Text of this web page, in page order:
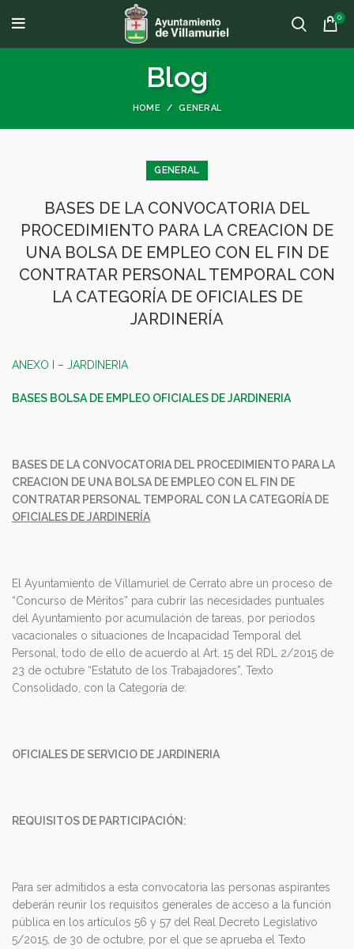
0
Blog
HOME GENERAL
GENERAL
BASES DE LA CONVOCATORIA DEL
PROCEDIMIENTO PARA LA CREACION DE
UNA BOLSA DE EMPLEO CON EL FIN DE
CONTRATAR PERSONAL TEMPORAL CON
LA CATEGORÍA DE OFICIALES DE
JARDINERÍA
ANEXO I – JARDINERIA
BASES BOLSA DE EMPLEO OFICIALES DE JARDINERIA
BASES DE LA CONVOCATORIA DEL PROCEDIMIENTO PARA LA
CREACION DE UNA BOLSA DE EMPLEO CON EL FIN DE
CONTRATAR PERSONAL TEMPORAL CON LA CATEGORÍA DE
OFICIALES DE JARDINERÍA
El Ayuntamiento de Villamuriel de Cerrato abre un proceso de
“Concurso de Méritos” para cubrir las necesidades puntuales
del Ayuntamiento por acumulación de tareas, por periodos
vacacionales o situaciones de Incapacidad Temporal del
Personal, todo de ello de acuerdo al Art. 15 del RDL 2/2015 de
23 de octubre “Estatuto de los Trabajadores”, Texto
Consolidado, con la Categoría de:
OFICIALES DE SERVICIO DE JARDINERIA
REQUISITOS DE PARTICIPACIÓN:
Para ser admitidos a esta convocatoria las personas aspirantes
deberán reunir los requisitos generales de acceso a la función
pública en los artículos 56 y 57 del Real Decreto Legislativo
5/2015, de 30 de octubre, por el que se aprueba el Texto